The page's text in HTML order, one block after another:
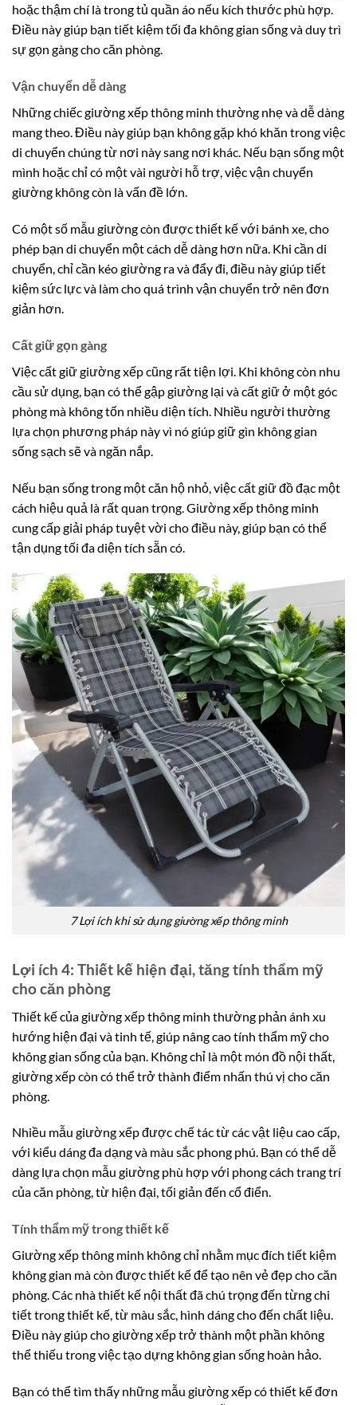
hoặc thậm chí là trong tủ quần áo nếu kích thước phù hợp.
Điều này giúp bạn tiết kiệm tối đa không gian sống và duy trì
sự gọn gàng cho căn phòng.
Vận chuyển dễ dàng
Những chiếc giường xếp thông minh thường nhẹ và dễ dàng
mang theo. Điều này giúp bạn không gặp khó khăn trong việc
di chuyển chúng từ nơi này sang nơi khác. Nếu bạn sống một
mình hoặc chỉ có một vài người hỗ trợ, việc vận chuyển
giường không còn là vấn đề lớn.
Có một số mẫu giường còn được thiết kế với bánh xe, cho
phép bạn di chuyển một cách dễ dàng hơn nữa. Khi cần di
chuyển, chỉ cần kéo giường ra và đẩy đi, điều này giúp tiết
kiệm sức lực và làm cho quá trình vận chuyển trở nên đơn
giản hơn.
Cất giữ gọn gàng
Việc cất giữ giường xếp cũng rất tiện lợi. Khi không còn nhu
cầu sử dụng, bạn có thể gập giường lại và cất giữ ở một góc
phòng mà không tốn nhiều diện tích. Nhiều người thường
lựa chọn phương pháp này vì nó giúp giữ gìn không gian
sống sạch sẽ và ngăn nắp.
Nếu bạn sống trong một căn hộ nhỏ, việc cất giữ đồ đạc một
cách hiệu quả là rất quan trọng. Giường xếp thông minh
cung cấp giải pháp tuyệt vời cho điều này, giúp bạn có thể
tận dụng tối đa diện tích sẵn có.
7 Lợi ích khi sử dụng giường xếp thông minh
Lợi ích 4: Thiết kế hiện đại, tăng tính thẩm mỹ
cho căn phòng
Thiết kế của giường xếp thông minh thường phản ánh xu
hướng hiện đại và tinh tế, giúp nâng cao tính thẩm mỹ cho
không gian sống của bạn. Không chỉ là một món đồ nội thất,
giường xếp còn có thể trở thành điểm nhấn thú vị cho căn
phòng.
Nhiều mẫu giường xếp được chế tác từ các vật liệu cao cấp,
với kiểu dáng đa dạng và màu sắc phong phú. Bạn có thể dễ
dàng lựa chọn mẫu giường phù hợp với phong cách trang trí
của căn phòng, từ hiện đại, tối giản đến cổ điển.
Tính thẩm mỹ trong thiết kế
Giường xếp thông minh không chỉ nhằm mục đích tiết kiệm
không gian mà còn được thiết kế để tạo nên vẻ đẹp cho căn
phòng. Các nhà thiết kế nội thất đã chú trọng đến từng chi
tiết trong thiết kế, từ màu sắc, hình dáng cho đến chất liệu.
Điều này giúp cho giường xếp trở thành một phần không
thể thiếu trong việc tạo dựng không gian sống hoàn hảo.
Bạn có thể tìm thấy những mẫu giường xếp có thiết kế đơn